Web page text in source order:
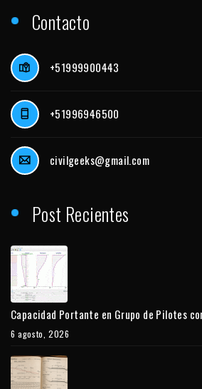
Contacto
+51999900443
+51996946500
civilgeeks@gmail.com
Post Recientes
Capacidad Portante en Grupo de Pilotes
6 agosto, 2026